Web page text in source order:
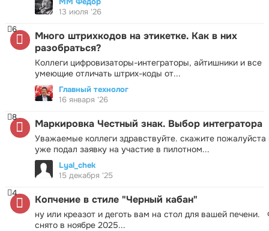
13 июля '26
Много штрихкодов на этикетке. Как в них
разобраться?
Коллеги цифровизаторы-интеграторы, айтишники и все
умеющие отличать штрих-коды от...
6
Главный технолог
16 января '26
Маркировка Честный знак. Выбор интегратора
Уважаемые коллеги здравствуйте. скажите пожалуйста
уже подал заявку на участие в пилотном...
8
Lyal_chek
15 декабря '25
Копчение в стиле "Черный кабан"
ну или креазот и деготь вам на стол для вашей печени.
снято в ноябре 2025...
4